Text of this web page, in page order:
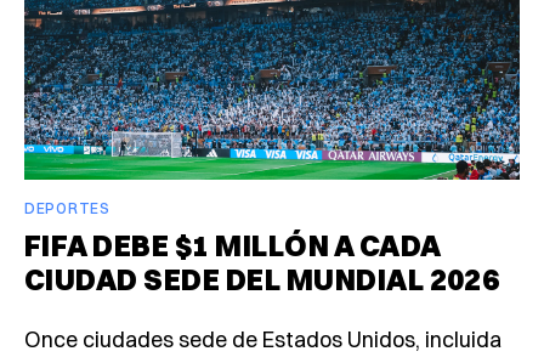
DEPORTES
FIFA DEBE $1 MILLÓN A CADA
CIUDAD SEDE DEL MUNDIAL 2026
Once ciudades sede de Estados Unidos, incluida